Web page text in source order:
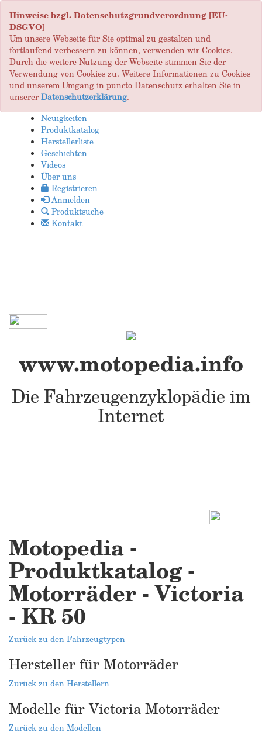
Hinweise bzgl. Datenschutzgrundverordnung [EU-
DSGVO]
Um unsere Webseite für Sie optimal zu gestalten und
fortlaufend verbessern zu können, verwenden wir Cookies.
Durch die weitere Nutzung der Webseite stimmen Sie der
Verwendung von Cookies zu. Weitere Informationen zu Cookies
und unserem Umgang in puncto Datenschutz erhalten Sie in
unsererDatenschutzerklärung.
Neuigkeiten
Produktkatalog
Herstellerliste
Geschichten
Videos
Über uns
Registrieren
Anmelden
Produktsuche
Kontakt
www.motopedia.info
Die Fahrzeugenzyklopädie im
Internet
Motopedia -
Produktkatalog -
Motorräder - Victoria
- KR 50
Zurück zu den Fahrzeugtypen
Hersteller für Motorräder
Zurück zu den Herstellern
Modelle für Victoria Motorräder
Zurück zu den Modellen